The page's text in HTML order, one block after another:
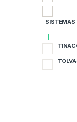
SISTEMAS